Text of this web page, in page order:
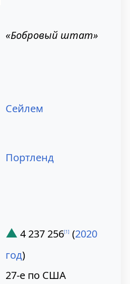
«Бобровый штат»
Сейлем
Портленд
▲ 4 237 256[1] (2020
год)
27-е по США